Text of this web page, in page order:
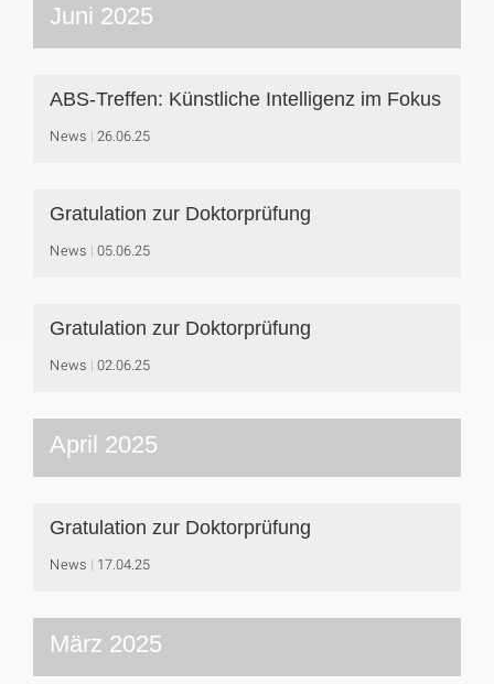
Juni 2025
ABS-Treffen: Künstliche Intelligenz im Fokus
News 26.06.25
Gratulation zur Doktorprüfung
News 05.06.25
Gratulation zur Doktorprüfung
News 02.06.25
April 2025
Gratulation zur Doktorprüfung
News 17.04.25
März 2025